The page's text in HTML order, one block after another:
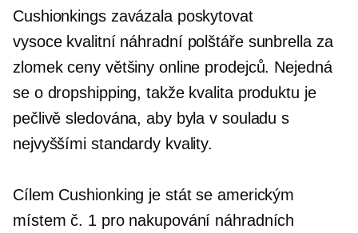
Cushionkings zavázala poskytovat
vysoce kvalitnínáhradní polštáře sunbrella za
zlomek ceny většiny online prodejců. Nejedná
se o dropshipping, takže kvalita produktu je
pečlivě sledována, aby byla v souladu s
nejvyššími standardy kvality.
Cílem Cushionking je stát se americkým
místem č. 1 pro nakupování náhradních